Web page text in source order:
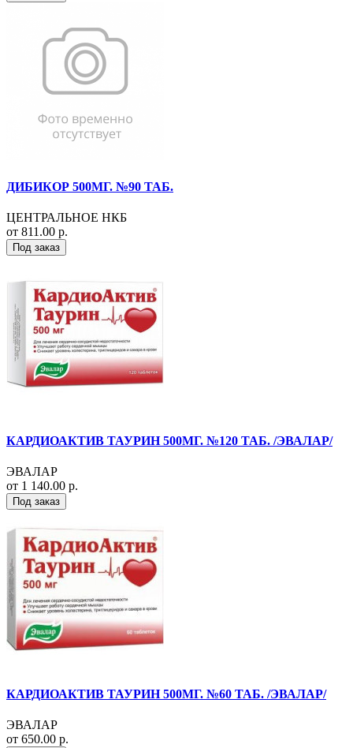
ДИБИКОР 500МГ. №90 ТАБ.
ЦЕНТРАЛЬНОЕ НКБ
от 811.00 р.
Под заказ
КАРДИОАКТИВ ТАУРИН 500МГ. №120 ТАБ. /ЭВАЛАР/
ЭВАЛАР
от 1 140.00 р.
Под заказ
КАРДИОАКТИВ ТАУРИН 500МГ. №60 ТАБ. /ЭВАЛАР/
ЭВАЛАР
от 650.00 р.